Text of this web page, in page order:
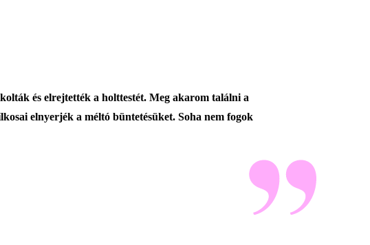
és elrejtették a holttestét. Meg akarom találni a
elnyerjék a méltó büntetésüket. Soha nem fogok